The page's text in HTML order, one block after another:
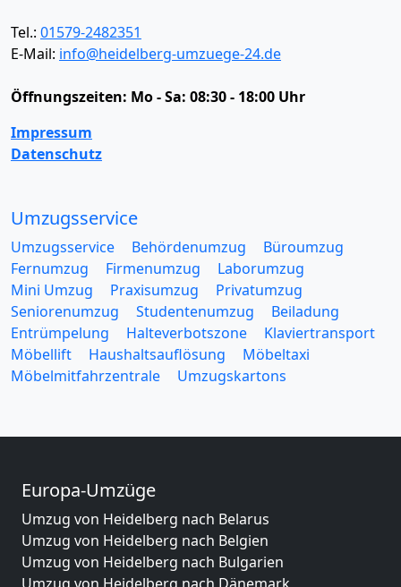
Tel.: 01579-2482351
E-Mail: info@heidelberg-umzuege-24.de
Öffnungszeiten: Mo - Sa: 08:30 - 18:00 Uhr
Impressum
Datenschutz
Umzugsservice
Umzugsservice Behördenumzug
Büroumzug
Fernumzug
Firmenumzug
Laborumzug
Mini Umzug
Praxisumzug
Privatumzug
Seniorenumzug
Studentenumzug
Beiladung
Entrümpelung
Halteverbotszone
Klaviertransport
Möbellift
Haushaltsauflösung
Möbeltaxi
Möbelmitfahrzentrale
Umzugskartons
Europa-Umzüge
Umzug von Heidelberg nach Belarus
Umzug von Heidelberg nach Belgien
Umzug von Heidelberg nach Bulgarien
Umzug von Heidelberg nach Dänemark